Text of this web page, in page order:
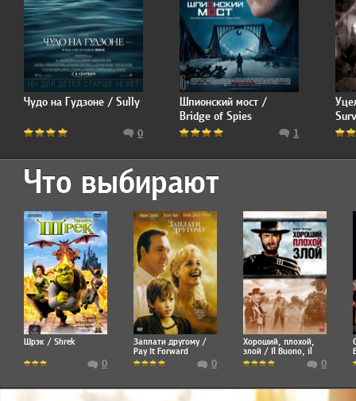
Чудо на Гудзоне / Sully
0
Шпионский мост /
Bridge of Spies
1
Что выбирают
Шрэк / Shrek
0
Заплати другому /
Pay It Forward
0
Хороший, плохой,
злой / Il Buono, il
brutto, il cattivo
0